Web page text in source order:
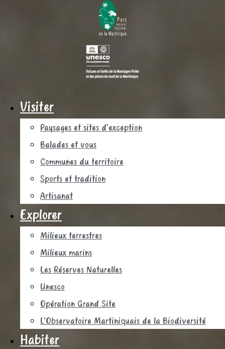
Visiter
Paysages et sites d’exception
Balades et vous
Communes du territoire
Sports et tradition
Artisanat
Explorer
Milieux terrestres
Milieux marins
Les Réserves Naturelles
Unesco
Opération Grand Site
L’Observatoire Martiniquais de la Biodiversité
Habiter